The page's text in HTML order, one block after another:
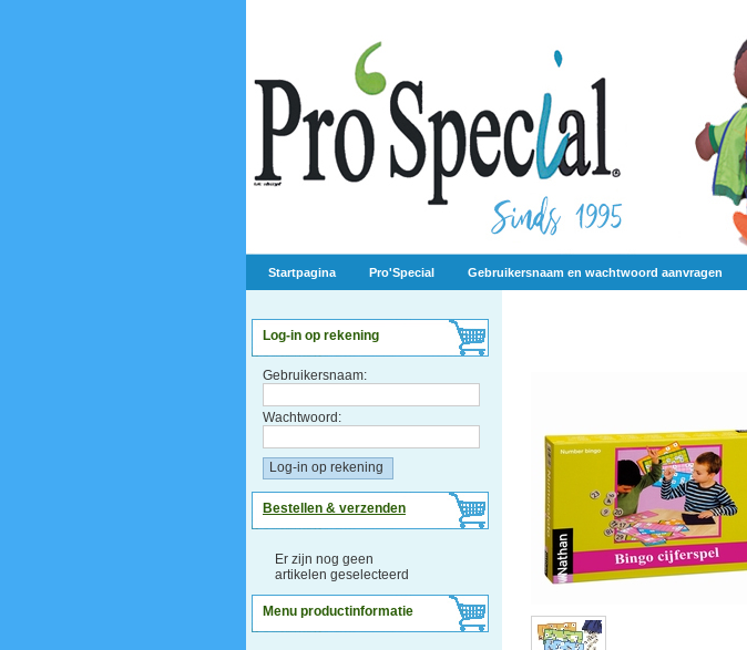
Startpagina Pro'Special Gebruikersnaam en wachtwoord aanvragen
Log-in op rekening
Gebruikersnaam:
Wachtwoord:
Bestellen & verzenden
Er zijn nog geen
artikelen geselecteerd
Menu productinformatie